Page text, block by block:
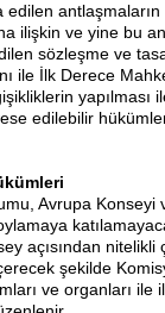
ilişkin ve yine bu
sözleşme ve
ile İlk Derece
yapılması
edilebilir
Avrupa Konseyi
açısından nitelikli
şekilde
ve organları ile